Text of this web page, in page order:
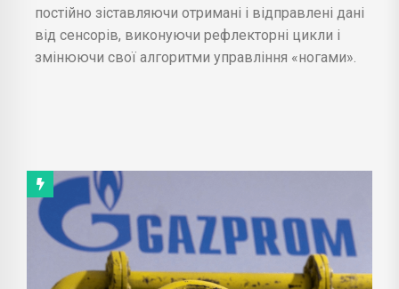
постійно зіставляючи отримані і відправлені дані
від сенсорів, виконуючи рефлекторні цикли і
змінюючи свої алгоритми управління «ногами».